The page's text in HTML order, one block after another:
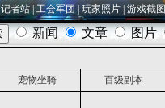
记者站|工会军团|玩家照片|游戏截图
宠物坐骑
百级副本